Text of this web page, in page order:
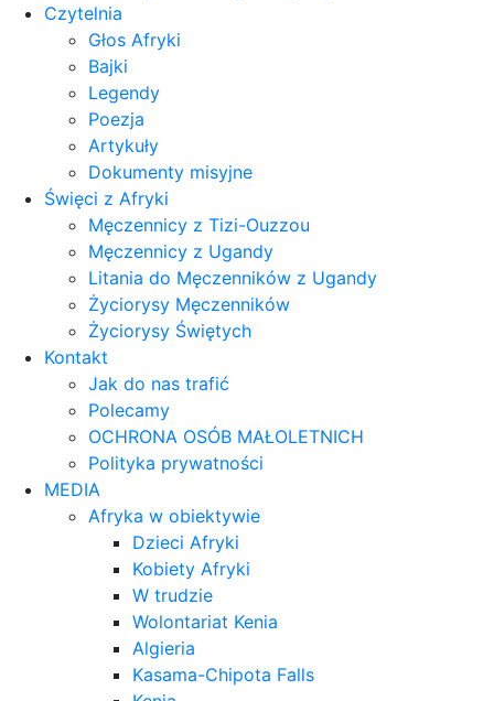
Czytelnia
Głos Afryki
Bajki
Legendy
Poezja
Artykuły
Dokumenty misyjne
Święci z Afryki
Męczennicy z Tizi-Ouzzou
Męczennicy z Ugandy
Litania do Męczenników z Ugandy
Życiorysy Męczenników
Życiorysy Świętych
Kontakt
Jak do nas trafić
Polecamy
OCHRONA OSÓB MAŁOLETNICH
Polityka prywatności
MEDIA
Afryka w obiektywie
Dzieci Afryki
Kobiety Afryki
W trudzie
Wolontariat Kenia
Algieria
Kasama-Chipota Falls